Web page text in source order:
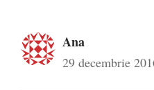
Ana
29 decembrie